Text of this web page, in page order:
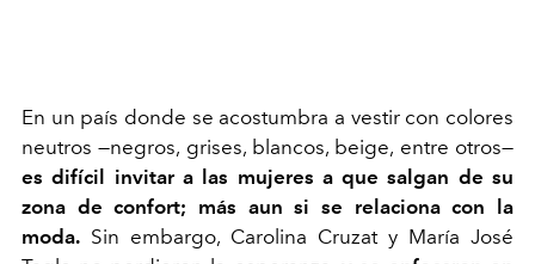
En un país donde se acostumbra a vestir con colores
neutros —negros, grises, blancos, beige, entre otros—
es difícil invitar a las mujeres a que salgan de su
zona de confort; más aun si se relaciona con la
moda. Sin embargo, Carolina Cruzat y María José